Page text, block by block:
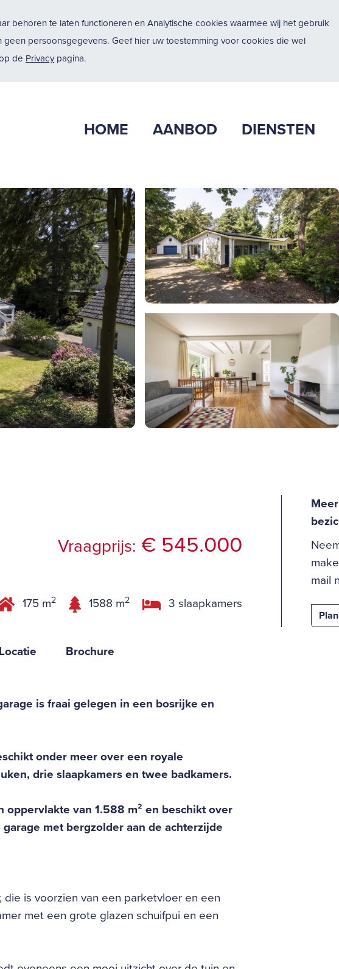
behoren te laten functioneren en Analytische cookies waarmee wij het gebruik
persoonsgegevens. Geef hier uw toestemming voor cookies die wel
de Privacypagina.
HOME AANBOD DIENSTEN
Vraagprijs: € 545.000
175 m2 1588 m2 3 slaapkamers
Locatie Brochure
is fraai gelegen in een bosrijke en
onder meer over een royale
drie slaapkamers en twee badkamers.
van 1.588 m² en beschikt over
met bergzolder aan de achterzijde
is voorzien van een parketvloer en een
met een grote glazen schuifpui en een
mail